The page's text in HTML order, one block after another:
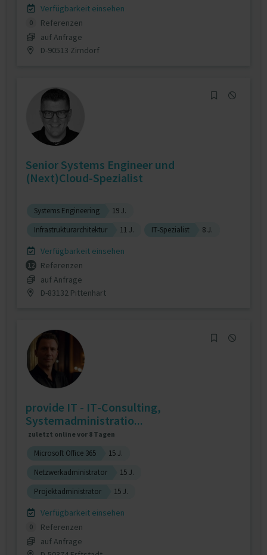
Verfügbarkeit einsehen
0
Referenzen
auf Anfrage
D-90513 Zirndorf
Senior Systems Engineer und
(Next)Cloud-Spezialist
Systems Engineering
19 J.
Infrastrukturarchitektur
11 J. IT-Spezialist 8 J.
Verfügbarkeit einsehen
12
Referenzen
auf Anfrage
D-83132 Pittenhart
provide IT - IT-Consulting,
Systemadministratio...
zuletzt online vor 8 Tagen
Microsoft Office 365
15 J.
Netzwerkadministrator
15 J.
Projektadministrator
15 J.
Verfügbarkeit einsehen
0
Referenzen
auf Anfrage